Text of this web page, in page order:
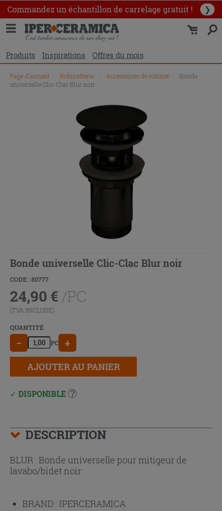
Commandez un échantillon de carrelage gratuit ! ❯
Produits Inspirations Offres du mois
Page d'accueil Robinetterie Accessoires de robinet
Bonde
universelle Clic-Clac Blur noir
Bonde universelle Clic-Clac Blur noir
CODE : 80777
24,90 € /PC
(TVA INCLUSE)
QUANTITÉ
− PC +
AJOUTER AU PANIER
DISPONIBLE
DESCRIPTION
BLUR : Bonde universelle pour mitigeur de
lavabo/bidet noir
BRAND : IPERCERAMICA